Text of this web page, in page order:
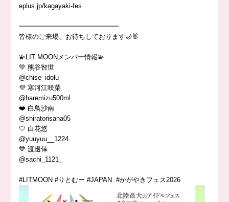
eplus.jp/kagayaki-fes
━━━━━━━━━━━━━━━
皆様のご来場、お待ちしております🌙🐰
💫LIT MOONメンバー情報💫
💚 熊谷智世
@chise_idolu
💜 寒河江咲菜
@haremizu500ml
❤️ 白鳥沙南
@shiratorisana05
🤍 白花悠
@yuuyuu__1224
💙 渡邊倖
@sachi_1121_
#LITMOON #りとむー #JAPAN #かがやきフェス2026